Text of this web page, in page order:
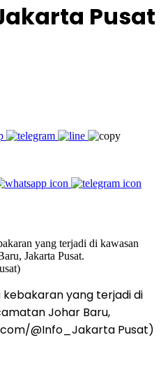
Pusat
kebakaran yang terjadi di
Johar Baru,
@Info_Jakarta Pusat)